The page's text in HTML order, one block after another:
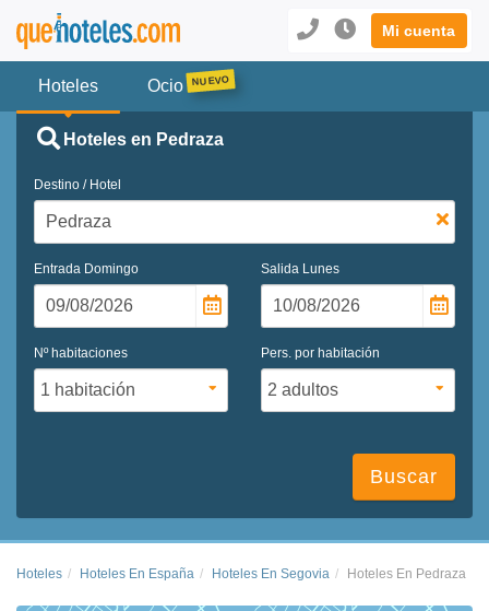
Mi cuenta
Hoteles Ocio
Hoteles en Pedraza
Destino / Hotel
Entrada Domingo Salida Lunes
Nº habitaciones Pers. por habitación
Buscar
Hoteles Hoteles En España Hoteles En Segovia Hoteles En Pedraza